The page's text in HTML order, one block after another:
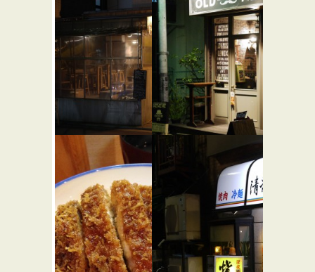
STAND S
★☆☆
バー・居酒屋
ME ME ME
★☆☆